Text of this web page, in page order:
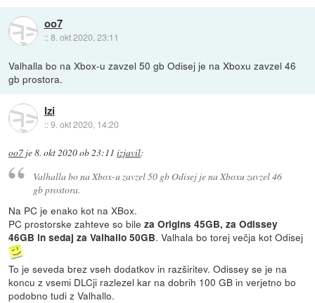
oo7
::8. okt 2020, 23:11
Valhalla bo na Xbox-u zavzel 50 gb Odisej je na Xboxu zavzel 46
gb prostora.
Izi
::9. okt 2020, 14:20
oo7 je8. okt 2020 ob 23:11 izjavil:
Valhalla bo na Xbox-u zavzel 50 gb Odisej je na Xboxu zavzel 46
gb prostora.
Na PC je enako kot na XBox.
PC prostorske zahteve so bileza Origins 45GB, za Odissey
46GB in sedaj za Valhallo 50GB. Valhala bo torej večja kot Odisej
To je seveda brez vseh dodatkov in razširitev. Odissey se je na
koncu z vsemi DLCji razlezel kar na dobrih 100 GB in verjetno bo
podobno tudi z Valhallo.